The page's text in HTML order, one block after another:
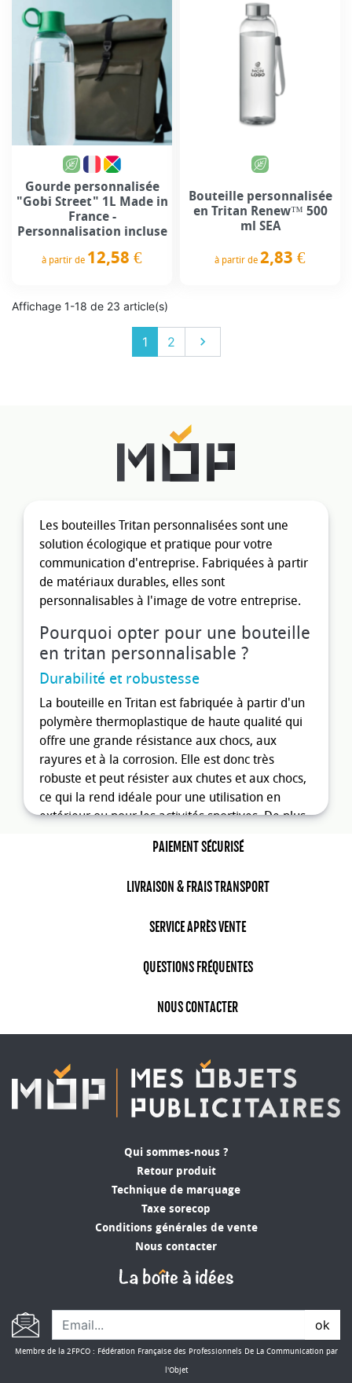
Les bouteilles Tritan personnalisées sont une
solution écologique et pratique pour votre
communication d'entreprise. Fabriquées à partir
de matériaux durables, elles sont
personnalisables à l'image de votre entreprise.
Pourquoi opter pour une bouteille
en tritan personnalisable ?
Durabilité et robustesse
La bouteille en Tritan est fabriquée à partir d'un
polymère thermoplastique de haute qualité qui
offre une grande résistance aux chocs, aux
rayures et à la corrosion. Elle est donc très
robuste et peut résister aux chutes et aux chocs,
ce qui la rend idéale pour une utilisation en
extérieur ou pour les activités sportives. De plus,
aux hautes températures, ce qui lui permet de
ou se fissurer. Elle peut donc être utilisée pour
café, du thé ou du chocolat chaud sans risque de
nettoyer et ne retient pas les odeurs ou les
Elle est donc très hygiénique et peut être utilisée
Respect de l'environnement
Le Tritan est un matériau respectueux de
l'environnement qui permet de réduire l'impact
Contrairement aux bouteilles en plastique
jetables, les bouteilles en Tritan sont réutilisables
et recyclables, ce qui permet de réduire la
quantité de déchets plastiques générés par votre
entreprise. De plus, le Tritan ne contient pas de
BPA, un composé chimique potentiellement nocif
pour la santé et l'environnement. En optant pour
une bouteille en Tritan, vous contribuez à la
ainsi qu'à la protection de la faune et de la flore.
En choisissant une bouteille en Tritan
Gourde personnalisée
"Gobi Street" 1L Made in
France -
Personnalisation incluse
à partir de 12,58 €
Bouteille personnalisée
en Tritan Renew™ 500
ml SEA
à partir de 2,83 €
Affichage 1-18 de 23 article(s)
1 2 Suivant

PAIEMENT SÉCURISÉ
LIVRAISON & FRAIS TRANSPORT
SERVICE APRÈS VENTE
QUESTIONS FRÉQUENTES
NOUS CONTACTER
Qui sommes-nous ?
Retour produit
Technique de marquage
Taxe sorecop
Conditions générales de vente
Nous contacter
ok
Membre de la 2FPCO : Fédération Française des Professionnels De La Communication par
l'Objet